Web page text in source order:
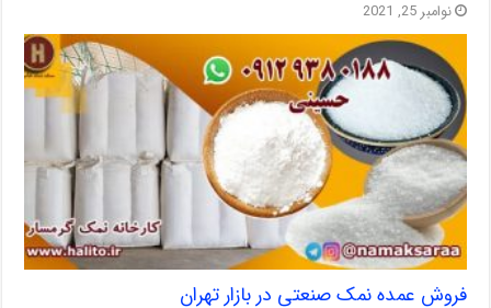
نوامبر 25, 2021
فروش عمده نمک صنعتی در بازار تهران